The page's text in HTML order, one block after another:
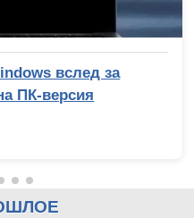
вслед за
ПК-версия